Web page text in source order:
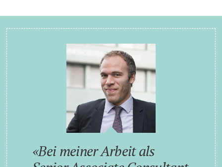
Bei meiner Arbeit als